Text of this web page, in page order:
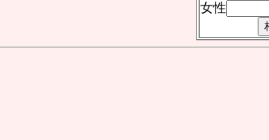
女性